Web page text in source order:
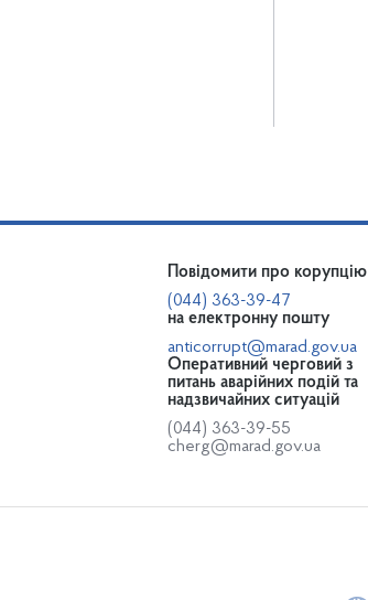
Повідомити про корупцію
(044) 363-39-47
на електронну пошту
anticorrupt@marad.gov.ua
Оперативний черговий з
питань аварійних подій та
надзвичайних ситуацій
(044) 363-39-55
cherg@marad.gov.ua